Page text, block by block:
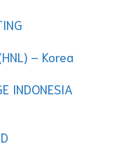
– Korea
INDONESIA